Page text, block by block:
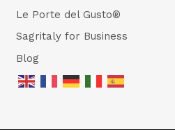
Le Porte del Gusto®
Sagritaly for Business
Blog